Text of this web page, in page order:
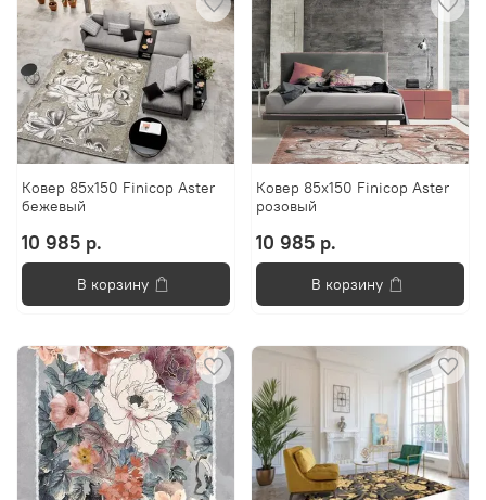
Ковер 85х150 Finicop Aster
бежевый
10 985 р.
В корзину
Ковер 85х150 Finicop Aster
розовый
10 985 р.
В корзину